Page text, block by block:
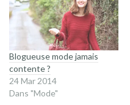
Blogueuse mode jamais
contente ?
24 Mar 2014
Dans "Mode"